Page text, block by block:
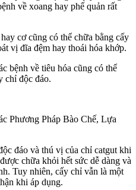
về xoang hay phế quản rất
cơ cũng có thể chữa bằng cấy
vị đĩa đệm hay thoái hóa khớp.
bệnh về tiêu hóa cũng có thể
chỉ độc đáo.
Phương Pháp Bào Chế, Lựa
đáo và thú vị của chỉ catgut khi
chữa khỏi hết sức dễ dàng và
Tuy nhiên, cấy chỉ vẫn là một
khi áp dụng.